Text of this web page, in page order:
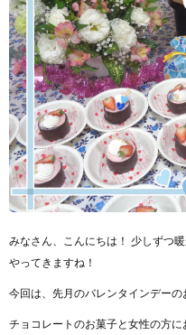
みなさん、こんにちは！ 少しずつ
やってきますね！
今回は、先月のバレンタインデーの
チョコレートのお菓子と女性の方に